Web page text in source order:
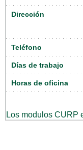
Dirección
Teléfono
Días de trabajo
Horas de oficina
Los modulos CURP